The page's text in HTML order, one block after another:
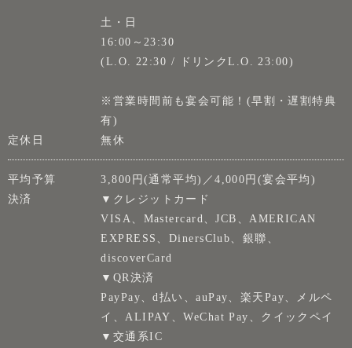
土・日
16:00～23:30
(L.O. 22:30 / ドリンクL.O. 23:00)
※営業時間前も宴会可能！(早割・遅割特典
有)
定休日
無休
平均予算
3,800円(通常平均)／4,000円(宴会平均)
決済
▼クレジットカード
VISA、Mastercard、JCB、AMERICAN
EXPRESS、DinersClub、銀聯、
discoverCard
▼QR決済
PayPay、d払い、auPay、楽天Pay、メルペ
イ、ALIPAY、WeChat Pay、クイックペイ
▼交通系IC